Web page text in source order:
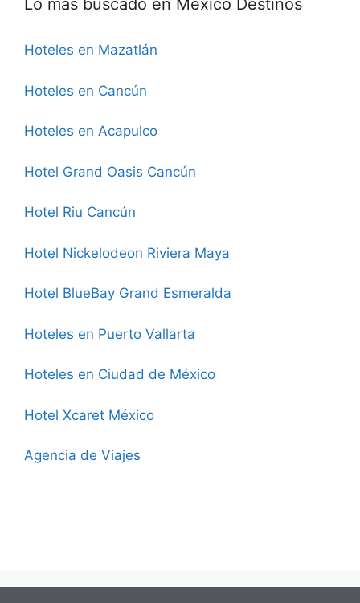
Lo más buscado en México Destinos
Hoteles en Mazatlán
Hoteles en Cancún
Hoteles en Acapulco
Hotel Grand Oasis Cancún
Hotel Riu Cancún
Hotel Nickelodeon Riviera Maya
Hotel BlueBay Grand Esmeralda
Hoteles en Puerto Vallarta
Hoteles en Ciudad de México
Hotel Xcaret México
Agencia de Viajes